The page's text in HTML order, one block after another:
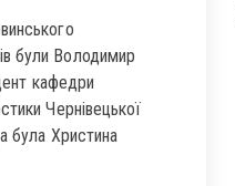
були Володимир
кафедри
Чернівецької
була Христина